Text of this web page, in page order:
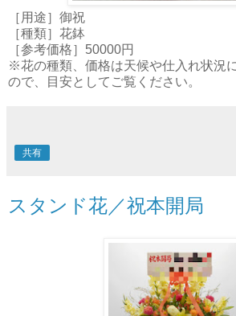
［用途］御祝
［種類］花鉢
［参考価格］50000円
※花の種類、価格は天候や仕入れ状況
ので、目安としてご覧ください。
共有
スタンド花／祝本開局